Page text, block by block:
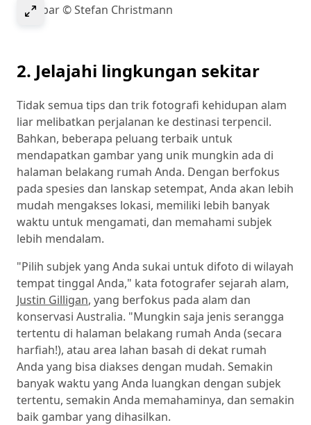
Select to expand image
Gambar © Stefan Christmann
2. Jelajahi lingkungan sekitar
Tidak semua tips dan trik fotografi kehidupan alam
liar melibatkan perjalanan ke destinasi terpencil.
Bahkan, beberapa peluang terbaik untuk
mendapatkan gambar yang unik mungkin ada di
halaman belakang rumah Anda. Dengan berfokus
pada spesies dan lanskap setempat, Anda akan lebih
mudah mengakses lokasi, memiliki lebih banyak
waktu untuk mengamati, dan memahami subjek
lebih mendalam.
"Pilih subjek yang Anda sukai untuk difoto di wilayah
tempat tinggal Anda," kata fotografer sejarah alam,
Justin Gilligan, yang berfokus pada alam dan
konservasi Australia. "Mungkin saja jenis serangga
tertentu di halaman belakang rumah Anda (secara
harfiah!), atau area lahan basah di dekat rumah
Anda yang bisa diakses dengan mudah. Semakin
banyak waktu yang Anda luangkan dengan subjek
tertentu, semakin Anda memahaminya, dan semakin
baik gambar yang dihasilkan.